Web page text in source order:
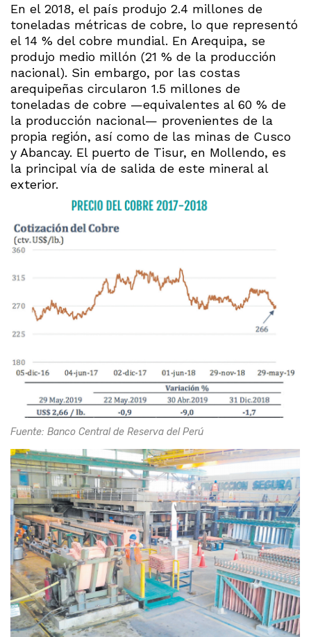
En el 2018, el país produjo 2.4 millones de
toneladas métricas de cobre, lo que representó
el 14 % del cobre mundial. En Arequipa, se
produjo medio millón (21 % de la producción
nacional). Sin embargo, por las costas
arequipeñas circularon 1.5 millones de
toneladas de cobre —equivalentes al 60 % de
la producción nacional— provenientes de la
propia región, así como de las minas de Cusco
y Abancay. El puerto de Tisur, en Mollendo, es
la principal vía de salida de este mineral al
exterior.
Fuente: Banco Central de Reserva del Perú